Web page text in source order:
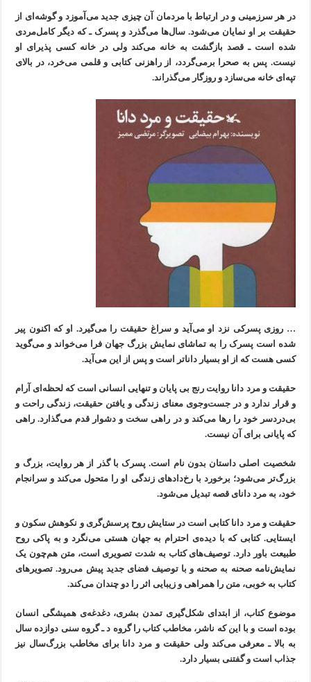
در هر سرزمینی و در ارتباط با مردمان آن چیزی جدید می‌آموزد و گوشه‌ای از
حقیقت بر او نمایان می‌شود. سال‌ها می‌گذرد و پسرک ـ که دیگر کامل‌مردی
شده است ـ قصد بازگشت به خانه می‌کند ولی در خانه کسی پذیرای او
نیست. پس به صحرا برمی‌گردد، از راهزنی کتابی و قلمی می‌خرد، در بالای
تپه‌ای خانه‌ می‌سازد و روزگار می‌گذراند.
… روزی پسرکی نزد او می‌آید و سراغ حقیقت را می‌گیرد. او که اکنون پیر
شده است پسرک را به تماشای نمایش بزرگ جهان فرا می‌خواند و می‌گوید
کسی هست که از او بسیار داناتر است و پس از این می‌آید.
حقیقت و مرد دانا روایت رنج بی پایان و تنهایی انسانی است که لحظه‌ای آرام
و قرار ندارد و در جست‌وجوی معنای زندگی و یافتن حقیقت، زندگی راحت و
بی‌دردسر خود را رها می‌کند و در راهی سخت و دشوار قدم می‌گذارد. راهی
که پایانی برای آن نیست.
شخصیت اصلی داستان بدون نام است. پسرک با گذر از هر روایت، بزرگ و
بزرگ‌تر می‌شود؛ برخورد با رخ‌دادهای زندگی او را متحول می‌کند و سرانجام
خود، به مرد دانای قصه تبدیل می‌شود.
حقیقت و مرد دانا کتابی است در ستایش روح پرسش‌گری و نکوهش سکون و
ایستایی. کتابی که با دیده‌ی احترام به جهان هستی می‌نگرد و به پاکی روح
طبیعت باور دارد. توصیف‌های کتاب به شدت تصویری است، متن هم‌چون یک
نمایش‌نامه صحنه به صحنه و با توصیف فضای جدید پیش می‌رود. تصویرهای
کتاب به خوبی، متن را همراهی و زیبایی اثر را دو چندان می‌کند.
موضوع کتاب، از ابتدای شکل‌گیری تمدن بشری، دغدغه‌ی همیشگی انسان
بوده است و با این که ناشر، مخاطب کتاب را گروه د ـ گروه سنی دوازده سال
به بالا ـ معرفی می‌کند ولی حقیقت و مرد دانا برای مخاطب بزرگ‌سال نیز
جذاب است و گفتنی بسیار دارد.